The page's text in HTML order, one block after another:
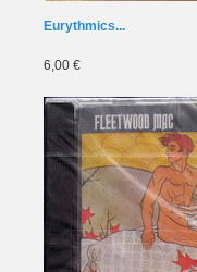
Eurythmics...
6,00 €